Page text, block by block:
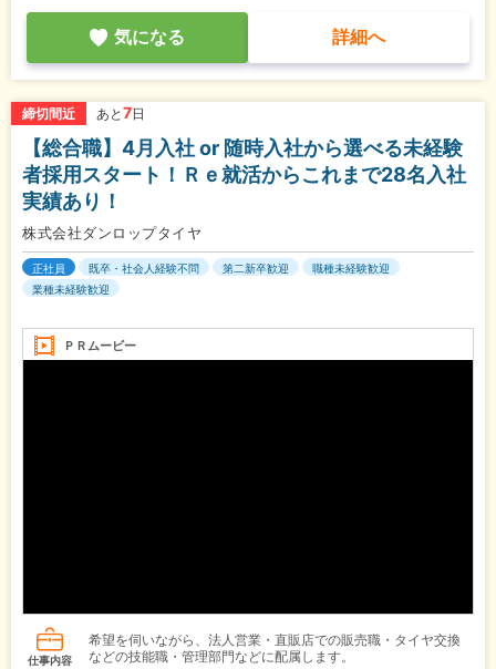
気になる 詳細へ
締切間近 あと 7日
【総合職】4月入社 or 随時入社から選べる未経験
者採用スタート！Ｒｅ就活からこれまで28名入社
実績あり！
株式会社ダンロップタイヤ
正社員 既卒・社会人経験不問 第二新卒歓迎
職種未経験歓迎
業種未経験歓迎
ＰＲムービー
仕事内容
希望を伺いながら、法人営業・直販店での販売職・タイヤ交換
などの技能職・管理部門などに配属します。